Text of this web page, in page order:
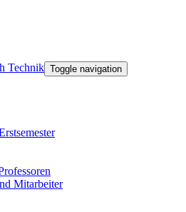
Toggle navigation
Mitarbeiter